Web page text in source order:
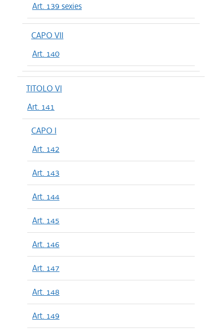
Art. 139 sexies
CAPO VII
Art. 140
TITOLO VI
Art. 141
CAPO I
Art. 142
Art. 143
Art. 144
Art. 145
Art. 146
Art. 147
Art. 148
Art. 149